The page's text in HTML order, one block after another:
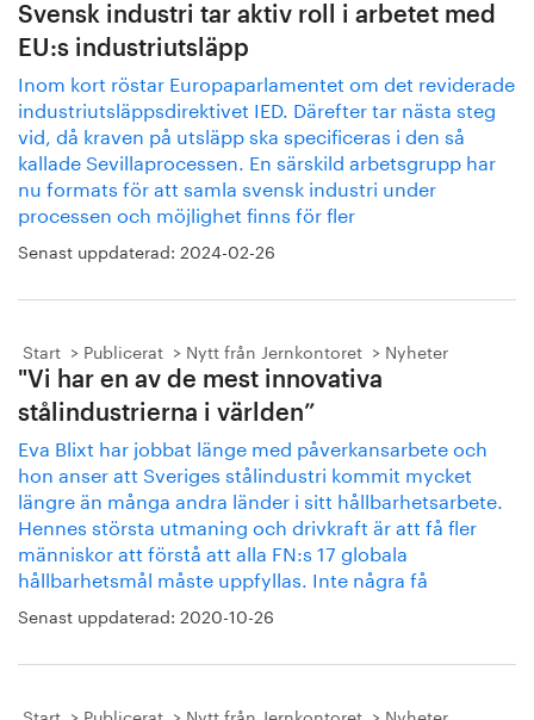
Svensk industri tar aktiv roll i arbetet med
EU:s industriutsläpp
Inom kort röstar Europaparlamentet om det reviderade
industriutsläppsdirektivet IED. Därefter tar nästa steg
vid, då kraven på utsläpp ska specificeras i den så
kallade Sevillaprocessen. En särskild arbetsgrupp har
nu formats för att samla svensk industri under
processen och möjlighet finns för fler
Senast uppdaterad: 2024-02-26
Start Publicerat Nytt från Jernkontoret Nyheter
"Vi har en av de mest innovativa
stålindustrierna i världen”
Eva Blixt har jobbat länge med påverkansarbete och
hon anser att Sveriges stålindustri kommit mycket
längre än många andra länder i sitt hållbarhetsarbete.
Hennes största utmaning och drivkraft är att få fler
människor att förstå att alla FN:s 17 globala
hållbarhetsmål måste uppfyllas. Inte några få
Senast uppdaterad: 2020-10-26